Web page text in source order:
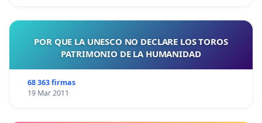
POR QUE LA UNESCO NO DECLARE LOS TOROS
PATRIMONIO DE LA HUMANIDAD
68 363 firmas
19 Mar 2011